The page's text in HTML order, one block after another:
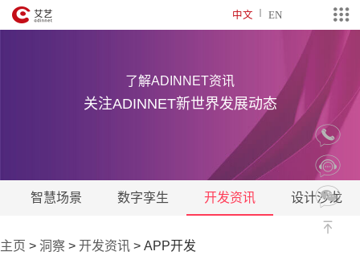
中文 EN
了解ADINNET资讯
关注ADINNET新世界发展动态
智慧场景 数字孪生 开发资讯 设计沙龙
主页 > 洞察 > 开发资讯 > APP开发